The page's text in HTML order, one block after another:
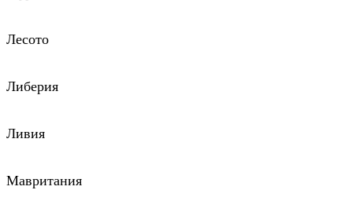
Лесото
Либерия
Ливия
Мавритания